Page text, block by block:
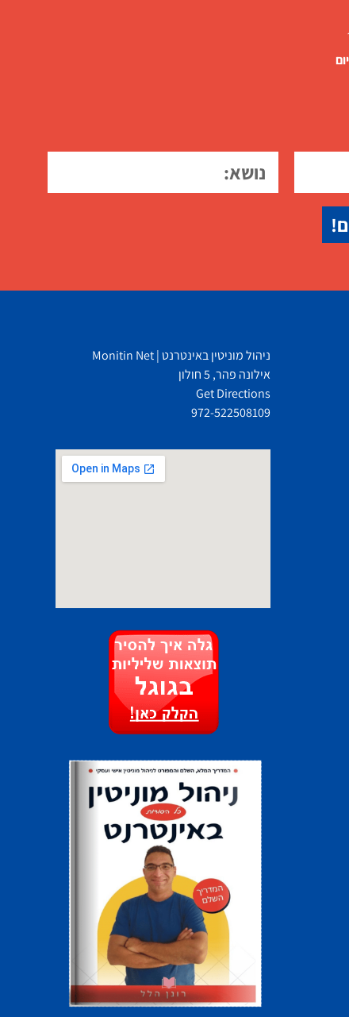
ניהול מוניטין באינטרנט | Monitin Net
אילונה פהר, 5 חולון
Get Directions
972-522508109